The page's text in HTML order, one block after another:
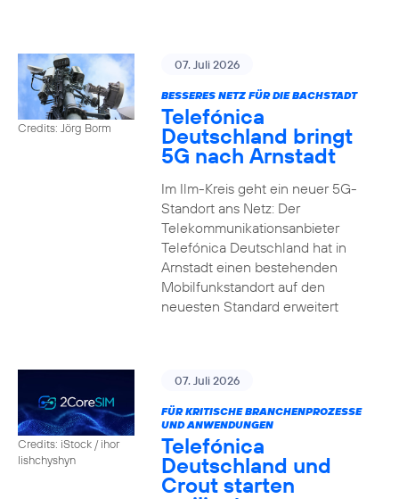
Credits: Jörg Borm
07. Juli 2026
BESSERES NETZ FÜR DIE BACHSTADT
Telefónica
Deutschland bringt
5G nach Arnstadt
Im Ilm-Kreis geht ein neuer 5G-
Standort ans Netz: Der
Telekommunikationsanbieter
Telefónica Deutschland hat in
Arnstadt einen bestehenden
Mobilfunkstandort auf den
neuesten Standard erweitert
Credits: iStock / ihor
lishchyshyn
07. Juli 2026
FÜR KRITISCHE BRANCHENPROZESSE
UND ANWENDUNGEN
Telefónica
Deutschland und
Crout starten